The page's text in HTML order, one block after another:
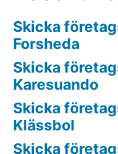
Skicka
Forsheda
Skicka
Karesuando
Skicka
Klässbol
Skicka